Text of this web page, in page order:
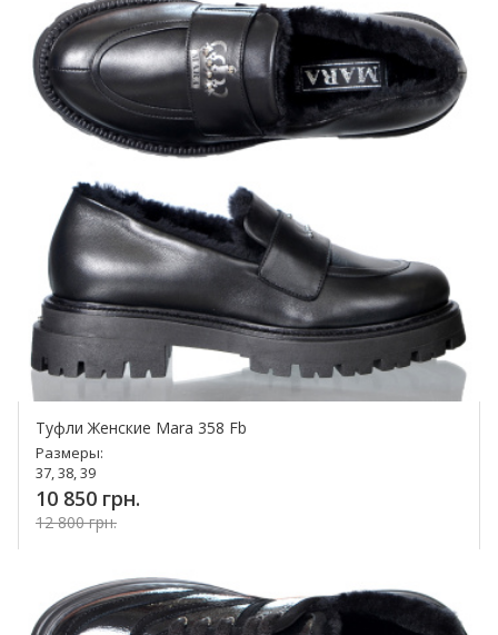
Туфли Женские Mara 358 Fb
Размеры:
37, 38, 39
10 850 грн.
12 800 грн.